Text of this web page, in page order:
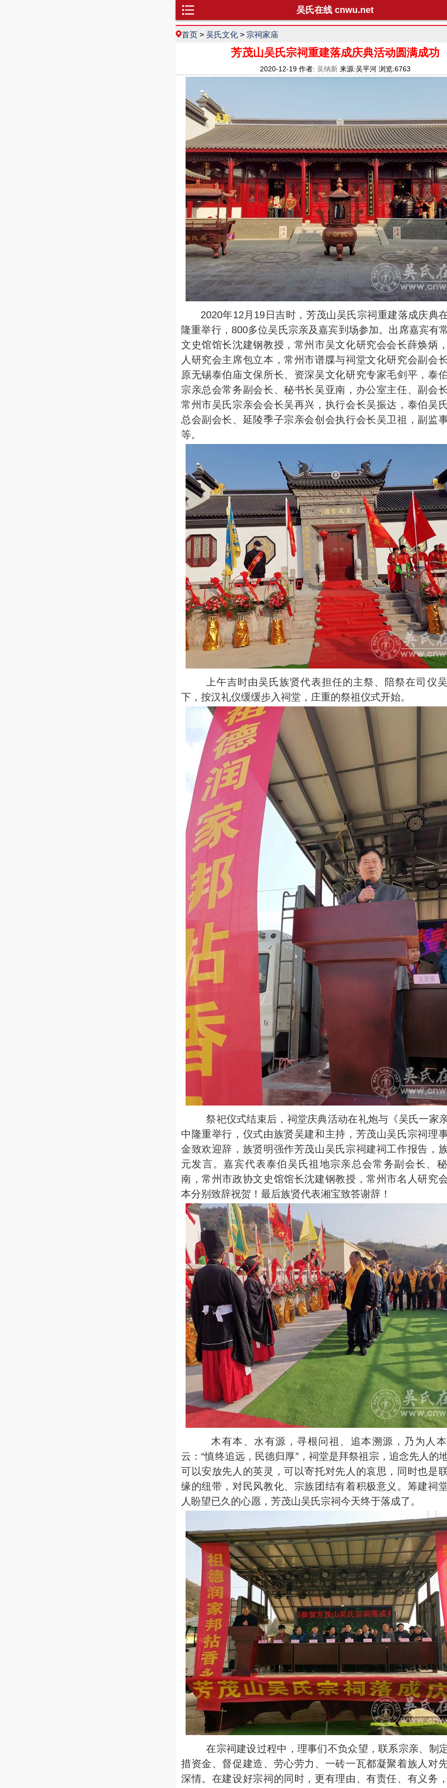
吴氏在线 cnwu.net
首页 > 吴氏文化 > 宗祠家庙
芳茂山吴氏宗祠重建落成庆典活动圆满成功
2020-12-19 作者: 吴纳新 来源:吴平河 浏览:6763
2020年12月19日吉时，芳茂山吴氏宗祠重建落成庆典
隆重举行，800多位吴氏宗亲及嘉宾到场参加。出席嘉宾有
文史馆馆长沈建钢教授，常州市吴文化研究会会长薛焕炳
人研究会主席包立本，常州市谱牒与祠堂文化研究会副会
原无锡泰伯庙文保所长、资深吴文化研究专家毛剑平，泰
宗亲总会常务副会长、秘书长吴亚南，办公室主任、副会
常州市吴氏宗亲会会长吴再兴，执行会长吴振达，泰伯吴
总会副会长、延陵季子宗亲会创会执行会长吴卫祖，副监
等。
上午吉时由吴氏族贤代表担任的主祭、陪祭在司仪
下，按汉礼仪缓缓步入祠堂，庄重的祭祖仪式开始。
祭祀仪式结束后，祠堂庆典活动在礼炮与《吴氏一家
中隆重举行，仪式由族贤吴建和主持，芳茂山吴氏宗祠理
金致欢迎辞，族贤明强作芳茂山吴氏宗祠建祠工作报告，
元发言。嘉宾代表泰伯吴氏祖地宗亲总会常务副会长、
南，常州市政协文史馆馆长沈建钢教授，常州市名人研究
本分别致辞祝贺！最后族贤代表湘宝致答谢辞！
木有本、水有源，寻根问祖、追本溯源，乃为人本
云：“慎终追远，民德归厚”，祠堂是拜祭祖宗，追念先人的
可以安放先人的英灵，可以寄托对先人的哀思，同时也是
缘的纽带，对民风教化、宗族团结有着积极意义。筹建祠
人盼望已久的心愿，芳茂山吴氏宗祠今天终于落成了。
在宗祠建设过程中，理事们不负众望，联系宗亲、制
措资金、督促建造、劳心劳力、一砖一瓦都凝聚着族人对
深情。在建设好宗祠的同时，更有理由、有责任、有义务